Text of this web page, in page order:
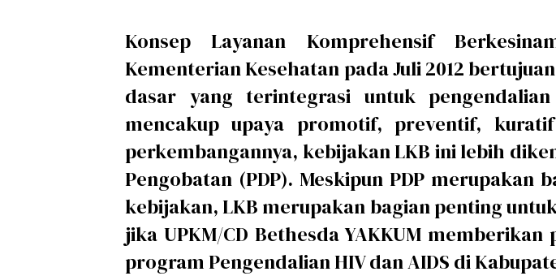
Konsep Layanan Komprehensif
Kementerian Kesehatan pada Juli 2012
dasar yang terintegrasi untuk
mencakup upaya promotif, preventif,
perkembangannya, kebijakan LKB ini lebih
Pengobatan (PDP). Meskipun PDP
kebijakan, LKB merupakan bagian penting
jika UPKM/CD Bethesda YAKKUM
program Pengendalian HIV dan AIDS di